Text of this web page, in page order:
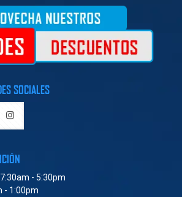
SOCIALES
- 5:30pm
- 1:00pm